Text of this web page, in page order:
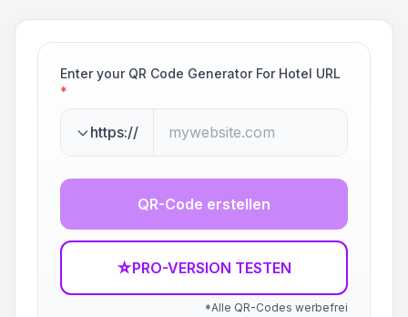
Enter your QR Code Generator For Hotel URL
*
https://
QR-Code erstellen
☆PRO-VERSION TESTEN
*Alle QR-Codes werbefrei